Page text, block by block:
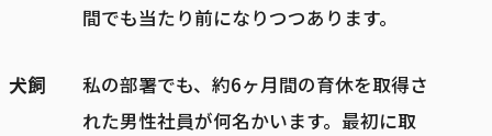
間でも当たり前になりつつあります。
犬飼
私の部署でも、約6ヶ月間の育休を取得さ
れた男性社員が何名かいます。最初に取